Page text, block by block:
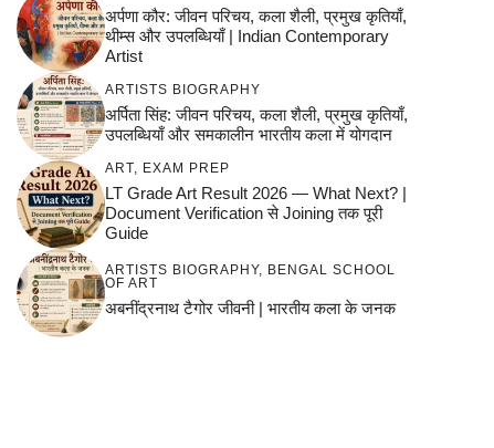
अर्पणा कौर: जीवन परिचय, कला शैली, प्रमुख कृतियाँ,
थीम्स और उपलब्धियाँ | Indian Contemporary
Artist
ARTISTS BIOGRAPHY
अर्पिता सिंह: जीवन परिचय, कला शैली, प्रमुख कृतियाँ,
उपलब्धियाँ और समकालीन भारतीय कला में योगदान
ART, EXAM PREP
LT Grade Art Result 2026 — What Next? |
Document Verification से Joining तक पूरी
Guide
ARTISTS BIOGRAPHY, BENGAL SCHOOL
OF ART
अबनींद्रनाथ टैगोर जीवनी | भारतीय कला के जनक